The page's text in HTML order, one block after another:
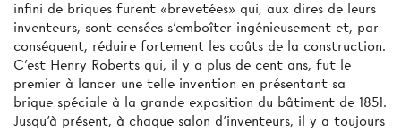
infini de briques furent «brevetées» qui, aux dires de leurs
inventeurs, sont censées s'emboîter ingénieusement et, par
conséquent, réduire fortement les coûts de la construction.
C'est Henry Roberts qui, il y a plus de cent ans, fut le
premier à lancer une telle invention en présentant sa
brique spéciale à la grande exposition du bâtiment de 1851.
Jusqu'à présent, à chaque salon d'inventeurs, il y a toujours